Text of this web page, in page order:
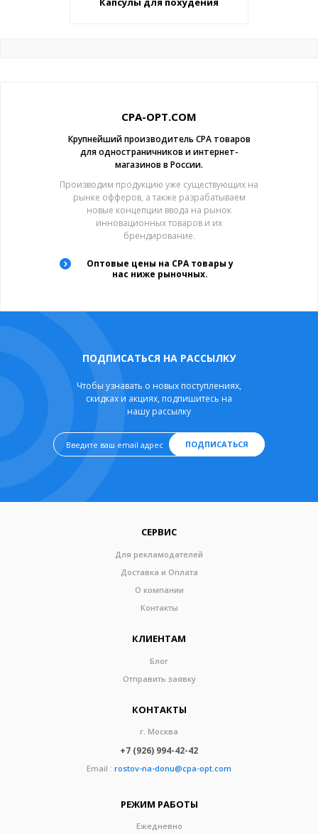
CPA-OPT.COM
Крупнейший производитель CPA товаров
для одностраничников и интернет-
магазинов в России.
Производим продукцию уже существующих на
рынке офферов, а также разрабатываем
новые концепции ввода на рынок
инновационных товаров и их
брендирование.
Оптовые цены на CPA товары у
нас ниже рыночных.
ПОДПИСАТЬСЯ НА РАССЫЛКУ
Чтобы узнавать о новых поступлениях,
скидках и акциях, подпишитесь на
нашу рассылку
ПОДПИСАТЬСЯ
СЕРВИС
Для рекламодателей
Доставка и Оплата
О компании
Контакты
КЛИЕНТАМ
Блог
Отправить заявку
КОНТАКТЫ
г. Москва
+7 (926) 994-42-42
Email : rostov-na-donu@cpa-opt.com
РЕЖИМ РАБОТЫ
Ежедневно